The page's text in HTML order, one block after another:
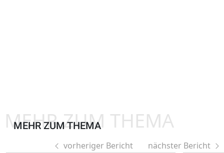
MEHR ZUM THEMA
MEHR ZUM THEMA
vorheriger Bericht nächster Bericht